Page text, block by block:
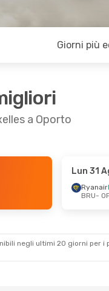
Giorni più
a Oporto
- Lun 2 Nov
Lun 31
Ryanair
BRU-
negli ultimi 20 giorni per